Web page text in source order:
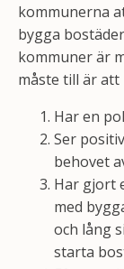
kommunerna
bygga
kommuner är
måste till är
Har en
Ser
behovet
Har gjort
med
och lång
starta